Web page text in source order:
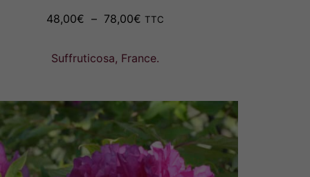
48,00€ – 78,00€Plage
prix :
78,00€
TTC
Suffruticosa, France.